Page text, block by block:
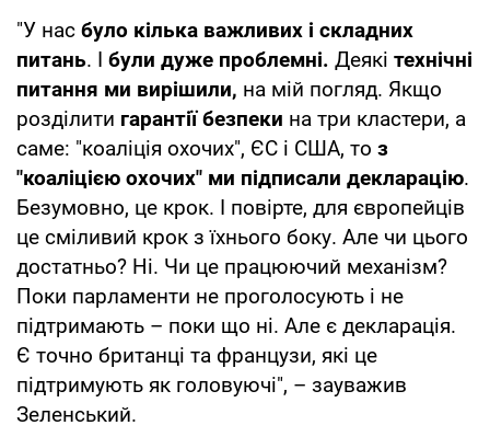
"У нас було кілька важливих і складних
питань. І були дуже проблемні. Деякі технічні
питання ми вирішили, на мій погляд. Якщо
розділити гарантії безпеки на три кластери, а
саме: "коаліція охочих", ЄС і США, то з
"коаліцією охочих" ми підписали декларацію.
Безумовно, це крок. І повірте, для європейців
це сміливий крок з їхнього боку. Але чи цього
достатньо? Ні. Чи це працюючий механізм?
Поки парламенти не проголосують і не
підтримають – поки що ні. Але є декларація.
Є точно британці та французи, які це
підтримують як головуючі", – зауважив
Зеленський.